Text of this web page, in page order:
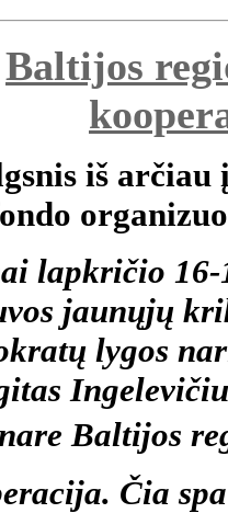
Baltijos
iš arčiau
lapkričio 16-
jaunųjų
lygos
Baltijos
Čia